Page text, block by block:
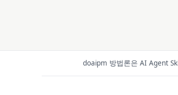
doaipm 방법론은 AI Agent